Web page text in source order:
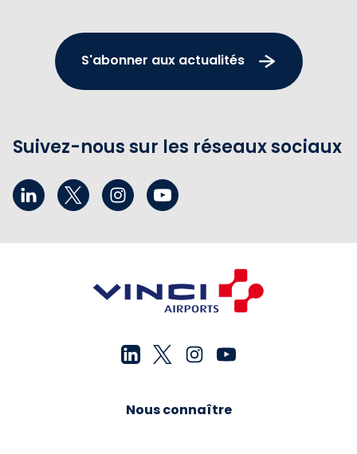
S'abonner aux actualités
Suivez-nous sur les réseaux sociaux
Nous connaître